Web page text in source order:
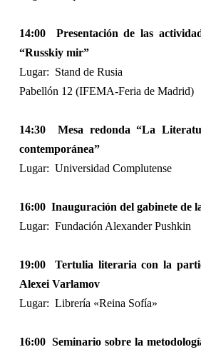
14:00
Presentación de las
“Russkiy mir”
Lugar: Stand de Rusia
Pabellón 12 (IFEMA-Feria de Madrid)
14:30
Mesa redonda “La
contemporánea”
Lugar: Universidad Complutense
16:00 Inauguración del gabinete de
Lugar: Fundación Alexander Pushkin
19:00
Tertulia literaria con la
Alexei Varlamov
Lugar: Librería «Reina Sofía»
16:00 Seminario sobre la